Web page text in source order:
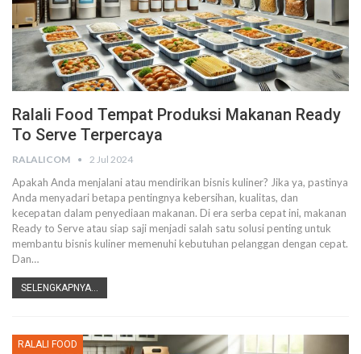
Ralali Food Tempat Produksi Makanan Ready
To Serve Terpercaya
RALALICOM 2 Jul 2024
Apakah Anda menjalani atau mendirikan bisnis kuliner? Jika ya, pastinya
Anda menyadari betapa pentingnya kebersihan, kualitas, dan
kecepatan dalam penyediaan makanan. Di era serba cepat ini, makanan
Ready to Serve atau siap saji menjadi salah satu solusi penting untuk
membantu bisnis kuliner memenuhi kebutuhan pelanggan dengan cepat.
Dan…
SELENGKAPNYA...
RALALI FOOD